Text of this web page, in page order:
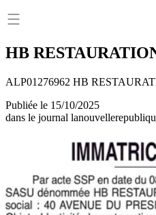
HB
ALP01276962 HB
Publiée le 15/10/2025
dans le journal